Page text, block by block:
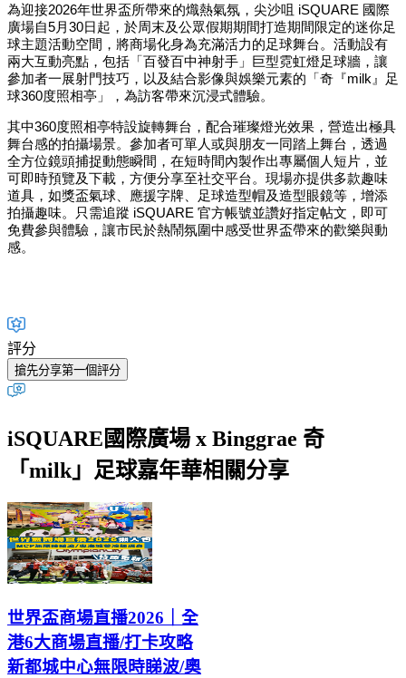
為迎接2026年世界盃所帶來的熾熱氣氛，尖沙咀 iSQUARE 國際
廣場自5月30日起，於周末及公眾假期期間打造期間限定的迷你足
球主題活動空間，將商場化身為充滿活力的足球舞台。活動設有
兩大互動亮點，包括「百發百中神射手」巨型霓虹燈足球牆，讓
參加者一展射門技巧，以及結合影像與娛樂元素的「奇『milk』足
球360度照相亭」，為訪客帶來沉浸式體驗。
其中360度照相亭特設旋轉舞台，配合璀璨燈光效果，營造出極具
舞台感的拍攝場景。參加者可單人或與朋友一同踏上舞台，透過
全方位鏡頭捕捉動態瞬間，在短時間內製作出專屬個人短片，並
可即時預覽及下載，方便分享至社交平台。現場亦提供多款趣味
道具，如獎盃氣球、應援字牌、足球造型帽及造型眼鏡等，增添
拍攝趣味。只需追蹤 iSQUARE 官方帳號並讚好指定帖文，即可
免費參與體驗，讓市民於熱鬧氛圍中感受世界盃帶來的歡樂與動
感。
評分
搶先分享第一個評分
iSQUARE國際廣場 x Binggrae 奇
「milk」足球嘉年華相關分享
世界盃商場直播2026｜全
港6大商場直播/打卡攻略
新都城中心無限時睇波/奧